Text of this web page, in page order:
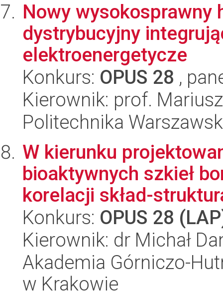
Nowy wysokosprawny
dystrybucyjny
elektroenergetycze
Konkurs: OPUS 28 ,
Kierownik: prof.
Politechnika
W kierunku
bioaktywnych szkieł
korelacji skład-
Konkurs: OPUS 28
Kierownik: dr Michał
Akademia Górniczo-
w Krakowie